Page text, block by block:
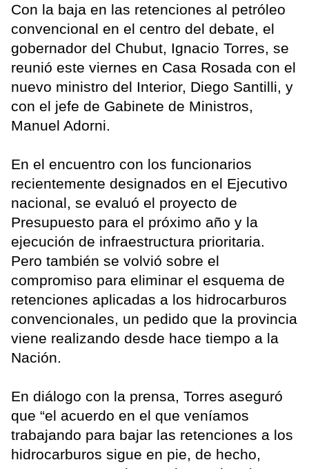
Con la baja en las retenciones al petróleo
convencional en el centro del debate, el
gobernador del Chubut, Ignacio Torres, se
reunió este viernes en Casa Rosada con el
nuevo ministro del Interior, Diego Santilli, y
con el jefe de Gabinete de Ministros,
Manuel Adorni.
En el encuentro con los funcionarios
recientemente designados en el Ejecutivo
nacional, se evaluó el proyecto de
Presupuesto para el próximo año y la
ejecución de infraestructura prioritaria.
Pero también se volvió sobre el
compromiso para eliminar el esquema de
retenciones aplicadas a los hidrocarburos
convencionales, un pedido que la provincia
viene realizando desde hace tiempo a la
Nación.
En diálogo con la prensa, Torres aseguró
que “el acuerdo en el que veníamos
trabajando para bajar las retenciones a los
hidrocarburos sigue en pie, de hecho,